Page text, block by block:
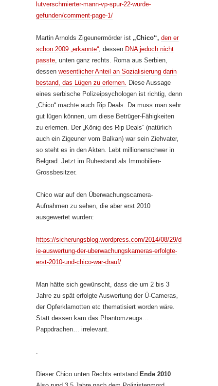
lutverschmierter-mann-vp-spur-22-wurde-
gefunden/comment-page-1/
Martin Arnolds Zigeunermörder ist „Chico“, den er
schon 2009 „erkannte“, dessen DNA jedoch nicht
passte, unten ganz rechts. Roma aus Serbien,
dessen wesentlicher Anteil an Sozialisierung darin
bestand, das Lügen zu erlernen. Diese Aussage
eines serbische Polizeipsychologen ist richtig, denn
„Chico“ machte auch Rip Deals. Da muss man sehr
gut lügen können, um diese Betrüger-Fähigkeiten
zu erlernen. Der „König des Rip Deals“ (natürlich
auch ein Zigeuner vom Balkan) war sein Ziehvater,
so steht es in den Akten. Lebt millionenschwer in
Belgrad. Jetzt im Ruhestand als Immobilien-
Grossbesitzer.
Chico war auf den Überwachungscamera-
Aufnahmen zu sehen, die aber erst 2010
ausgewertet wurden:
https://sicherungsblog.wordpress.com/2014/08/29/d
ie-auswertung-der-uberwachungskameras-erfolgte-
erst-2010-und-chico-war-drauf/
Man hätte sich gewünscht, dass die um 2 bis 3
Jahre zu spät erfolgte Auswertung der Ü-Cameras,
der Opferklamotten etc thematisiert worden wäre.
Statt dessen kam das Phantomzeugs…
Pappdrachen… irrelevant.
.
Dieser Chico unten Rechts entstand Ende 2010.